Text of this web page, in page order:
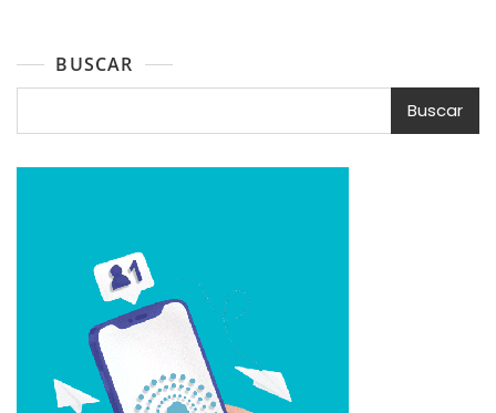
BUSCAR
Buscar